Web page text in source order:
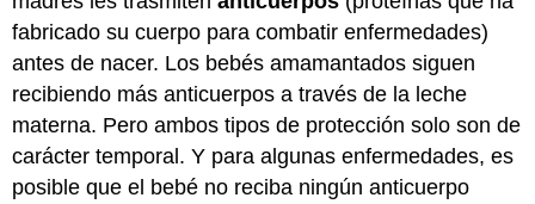
fabricado su cuerpo para combatir enfermedades)
antes de nacer. Los bebés amamantados siguen
recibiendo más anticuerpos a través de la leche
materna. Pero ambos tipos de protección solo son de
carácter temporal. Y para algunas enfermedades, es
posible que el bebé no reciba ningún anticuerpo